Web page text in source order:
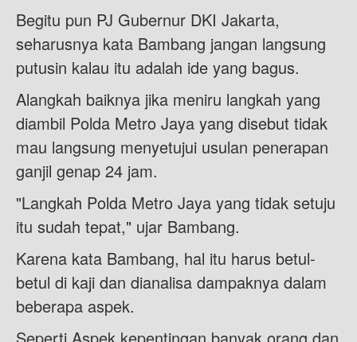
Begitu pun PJ Gubernur DKI Jakarta,
seharusnya kata Bambang jangan langsung
putusin kalau itu adalah ide yang bagus.
Alangkah baiknya jika meniru langkah yang
diambil Polda Metro Jaya yang disebut tidak
mau langsung menyetujui usulan penerapan
ganjil genap 24 jam.
"Langkah Polda Metro Jaya yang tidak setuju
itu sudah tepat," ujar Bambang.
Karena kata Bambang, hal itu harus betul-
betul di kaji dan dianalisa dampaknya dalam
beberapa aspek.